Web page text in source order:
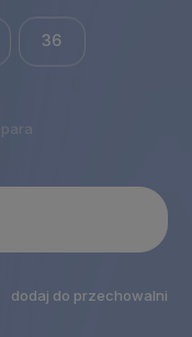
36
para
dodaj do przechowalni